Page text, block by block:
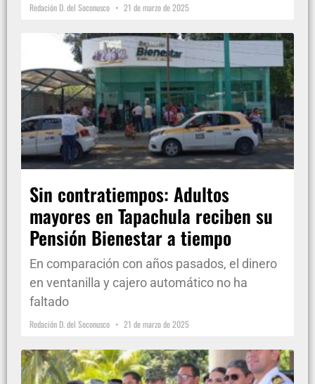
Redación D. del Soconusco 21 de marzo de 2025
Sin contratiempos: Adultos
mayores en Tapachula reciben su
Pensión Bienestar a tiempo
En comparación con años pasados, el dinero
en ventanilla y cajero automático no ha
faltado
Redación D. del Soconusco 21 de marzo de 2025